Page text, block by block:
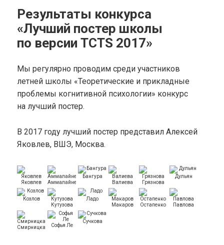
Результаты конкурса
«Лучший постер школы
по версии TCTS 2017»
Мы регулярно проводим среди участников
летней школы «Теоретические и прикладные
проблемы когнитивной психологии» конкурс
на лучший постер.
В 2017 году лучший постер представил Алексей
Яковлев, ВШЭ, Москва.
Яковлев Аммалайнен
Бангура
Валиева
Грязнова
Дульян
Козлов
Кутузова
Ладо
Макаров
Остапенко Павлова
Смирницкая Софья Ле
Сучкова